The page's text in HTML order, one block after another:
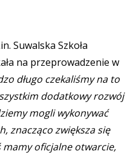
Suwalska Szkoła
na przeprowadzenie w
długo czekaliśmy na to
dodatkowy rozwój
mogli wykonywać
znacząco zwiększa się
oficjalne otwarcie,